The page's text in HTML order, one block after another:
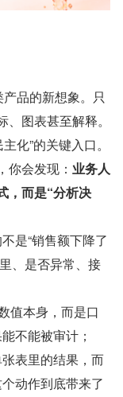
品的新想象。只
图表甚至解释。
化”的关键入口。
会发现： 业务人
，而是“分析决
是“销售额下降了
、是否异常、接
值本身，而是口
不能被审计；
表里的结果，而
动作到底带来了